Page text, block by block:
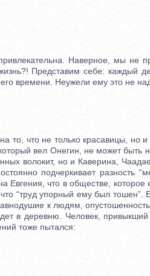
Наверное, мы не
Представим себе: каждый
времени. Неужели ему это не
то, что не только красавицы, но и
вел Онегин, не может быть
волокит, но и Каверина,
подчеркивает разность
что в обществе, которое
“труд упорный ему был тошен”.
к людям,
в деревню. Человек,
тоже пытался: